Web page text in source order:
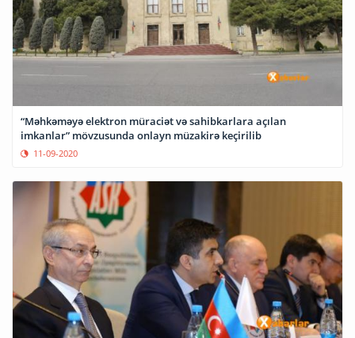
“Məhkəməyə elektron müraciət və sahibkarlara açılan
imkanlar” mövzusunda onlayn müzakirə keçirilib
11-09-2020